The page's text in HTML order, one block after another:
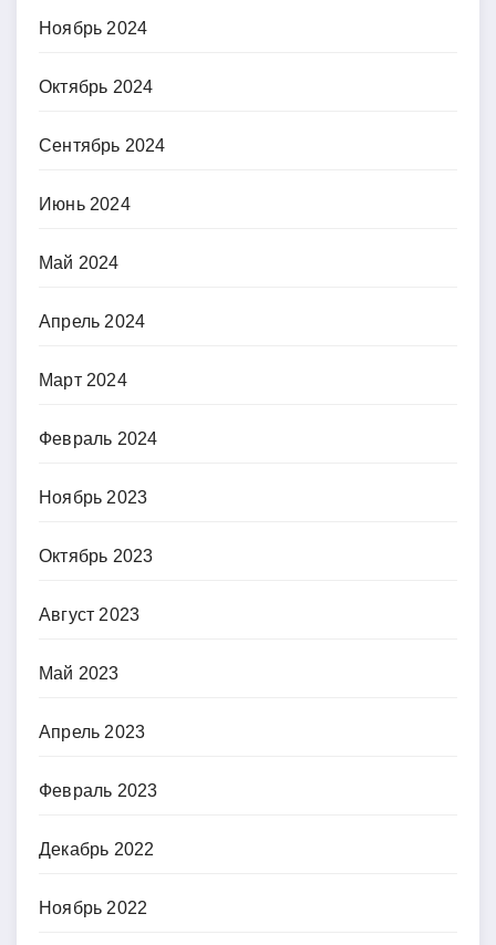
Ноябрь 2024
Октябрь 2024
Сентябрь 2024
Июнь 2024
Май 2024
Апрель 2024
Март 2024
Февраль 2024
Ноябрь 2023
Октябрь 2023
Август 2023
Май 2023
Апрель 2023
Февраль 2023
Декабрь 2022
Ноябрь 2022